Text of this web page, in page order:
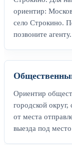
ориентир:
село Строкино.
позвоните агенту.
Ориентир
городской
от места
выезда под